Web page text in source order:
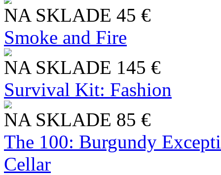
NA SKLADE 45 €
Smoke and Fire
NA SKLADE 145 €
Survival Kit: Fashion
NA SKLADE 85 €
The 100: Burgundy
Cellar